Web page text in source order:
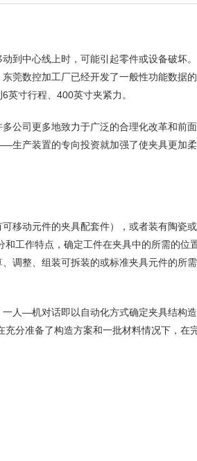
到中心线上时，可能引起零件或设备破坏
莞数控加工厂已经开发了一般性功能数据
寸行程、400英寸夹紧力。
公司更多地致力于广泛的合理化改革和前
生产装置的专向投资就加强了使夹具更加
移动元件的夹具配套件），或者装有陶瓷
工作特点，确定工件在夹具中的所需的位
调整、组装可拆装的或标准夹具元件的所
人—机对话即以自动化方式确定夹具结构
分准备了构造方案和一批材料情况下，在